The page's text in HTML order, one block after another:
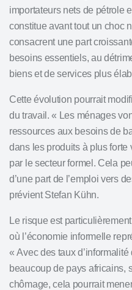
importateurs nets de pétrole
constitue avant tout un choc
consacrent une part
besoins essentiels, au
biens et de services plus
Cette évolution pourrait
du travail. « Les ménages
ressources aux besoins de
dans les produits à plus
par le secteur formel. Cela
d’une part de l’emploi vers
prévient Stefan Kühn.
Le risque est
où l’économie informelle
« Avec des taux
beaucoup de pays africains,
chômage, cela pourrait